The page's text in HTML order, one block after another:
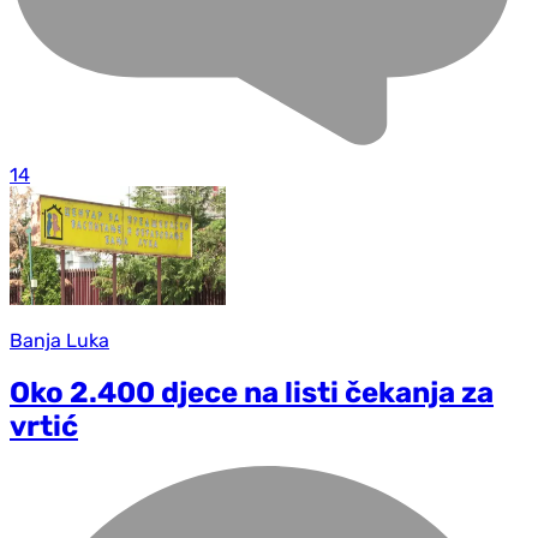
14
Banja Luka
Oko 2.400 djece na listi čekanja za
vrtić